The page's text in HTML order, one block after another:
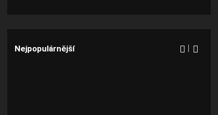
Nejpopulárnější